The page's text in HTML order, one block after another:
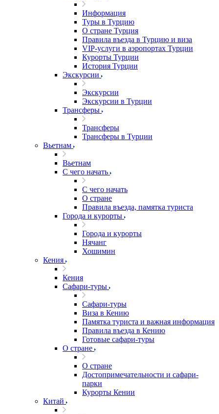
Информация
Туры в Турцию
О стране Турция
Правила въезда в Турцию и виза
VIP-услуги в аэропортах Турции
Курорты Турции
История Турции
Экскурсии
Экскурсии
Экскурсии в Турции
Трансферы
Трансферы
Трансферы в Турции
Вьетнам
Вьетнам
С чего начать
С чего начать
О стране
Правила въезда, памятка туриста
Города и курорты
Города и курорты
Нячанг
Хошимин
Кения
Кения
Сафари-туры
Сафари-туры
Виза в Кению
Памятка туриста и важная информация
Правила въезда в Кению
Готовые сафари-туры
О стране
О стране
Достопримечательности и сафари-
парки
Курорты Кении
Китай